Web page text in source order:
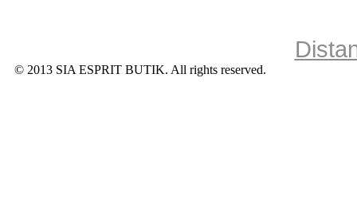
© 2013 SIA ESPRIT BUTIK. All rights reserved.